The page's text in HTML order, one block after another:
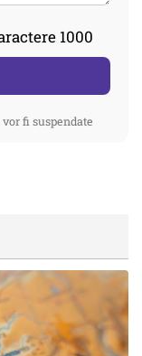
1000
fi suspendate